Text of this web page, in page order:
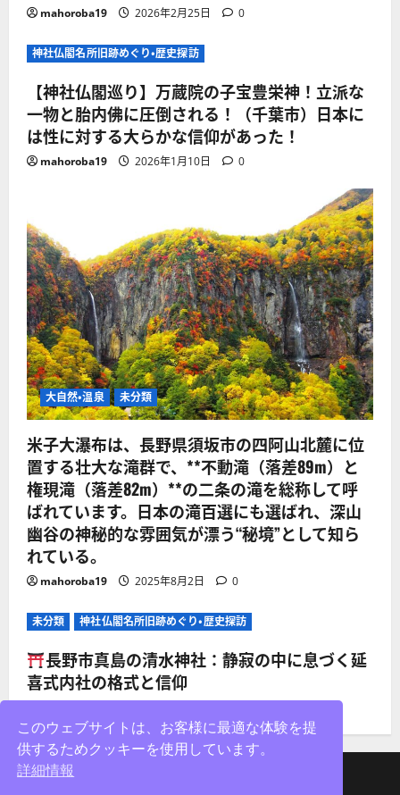
mahoroba19 2026年2月25日 0
神社仏閣名所旧跡めぐり・歴史探訪
【神社仏閣巡り】万蔵院の子宝豊栄神！立派な
一物と胎内佛に圧倒される！（千葉市）日本に
は性に対する大らかな信仰があった！
mahoroba19 2026年1月10日 0
大自然・温泉 未分類
米子大瀑布は、長野県須坂市の四阿山北麓に位
置する壮大な滝群で、**不動滝（落差89m）と
権現滝（落差82m）**の二条の滝を総称して呼
ばれています。日本の滝百選にも選ばれ、深山
幽谷の神秘的な雰囲気が漂う“秘境”として知ら
れている。
mahoroba19 2025年8月2日 0
未分類 神社仏閣名所旧跡めぐり・歴史探訪
長野市真島の清水神社：静寂の中に息づく延
喜式内社の格式と信仰
このウェブサイトは、お客様に最適な体験を提
供するためクッキーを使用しています。
詳細情報